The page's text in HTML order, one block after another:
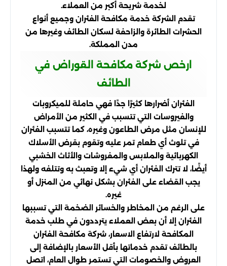
لخدمة شريحة أكبر من العملاء.
تقدم الشركة خدمة مكافحة الفئران وجميع أنواع
الحشرات الطائرة والزاحفة لسكان الطائف وغيرها من
مدن المملكة.
ارخص شركة مكافحة القوراض في
الطائف
الفئران أضرارها كثيرًا جدًا فهي حاملة للميكروبات
والفيروسات التي تتسبب في الكثير من الأمراض
للإنسان مثل مرض الطاعون وغيره، كما تتسبب الفئران
في تلوث أي طعام تمر عليه وتقوم بقرض الأسلاك
الكهربائية والملابس والمفروشات والأثاث الخشبي
أيضًا، لا تترك الفئران أي شيء إلا وتعبث به وتتلفه ولهذا
يجب القضاء على الفئران بشكل نهائي من المنزل أو
غيره.
على الرغم من المخاطر والخسائر الضخمة التي تسببها
الفئران إلا أن بعض العملاء يترددون في طلب خدمة
المكافحة لارتفاع الاسعار، شركة مكافحة الفئران
بالطائف تقدم خدماتها بأقل الأسعار بالإضافة إلى
العروض والخصومات التي تستمر طوال العام، اتصل